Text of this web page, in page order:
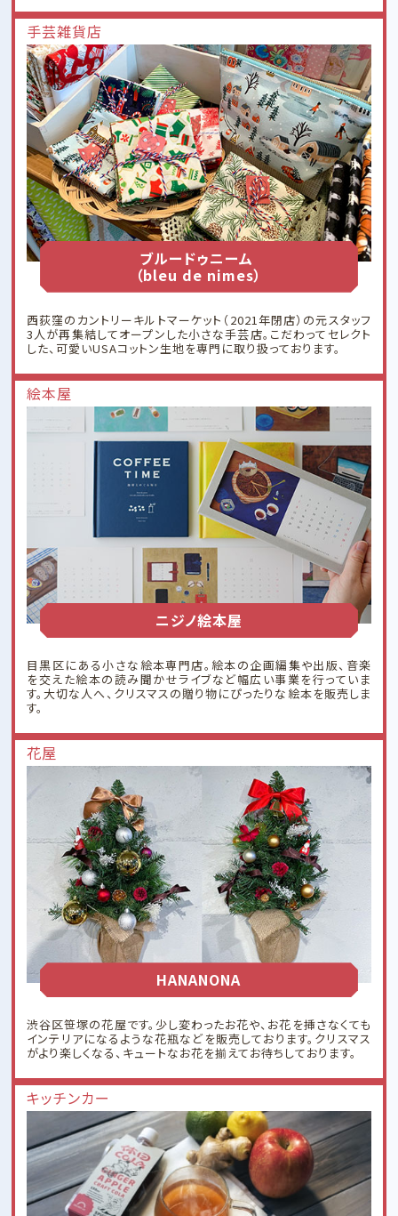
手芸雑貨店
ブルードゥニーム
（bleu de nimes）
西荻窪のカントリーキルトマーケット（2021年閉店）の元スタッフ
3人が再集結してオープンした小さな手芸店。こだわってセレクト
した、可愛いUSAコットン生地を専門に取り扱っております。
絵本屋
ニジノ絵本屋
目黒区にある小さな絵本専門店。絵本の企画編集や出版、音楽
を交えた絵本の読み聞かせライブなど幅広い事業を行っていま
す。大切な人へ、クリスマスの贈り物にぴったりな絵本を販売しま
す。
花屋
HANANONA
渋谷区笹塚の花屋です。少し変わったお花や、お花を挿さなくても
インテリアになるような花瓶などを販売しております。クリスマス
がより楽しくなる、キュートなお花を揃えてお待ちしております。
キッチンカー